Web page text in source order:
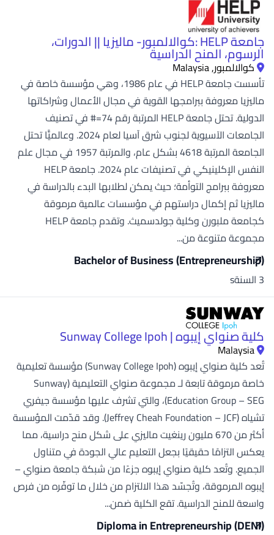
جامعة HELP :كوالالمبور- ماليزيا || الدورات،
الرسوم، المنح الدراسية
كوالالمبور, Malaysia
تأسست جامعة HELP في عام 1986، وهي مؤسسة خاصة في
ماليزيا معروفة ببرامجها القوية في مجال الأعمال وشراكاتها
الدولية. تحتل جامعة HELP المرتبة رقم 74=# في تصنيف
الجامعات الآسيوية لجنوب شرق آسيا لعام 2024. وعالميًّا تحتل
الجامعة المرتبة 4618 بشكل عام، والمرتبة 1957 في مجال علم
النفس الإكلينيكي في تصنيفات عام 2024. جامعة HELP
معروفة ببرامج التوأمة؛ حيث يمكن لطلابها البدء بالدراسة في
ماليزيا ثم إكمال دراستهم في مؤسسات عالمية مرموقة
كجامعة ملبورن وكلية جولدسميث. وتقدم جامعة HELP
مجموعة متنوعة من...
Bachelor of Business (Entrepreneurship)
3 السنةs
كلية صنواي إيبوه | Sunway College Ipoh
Malaysia
تُعد كلية صنواي إيبوه (Sunway College Ipoh) مؤسسة تعليمية
خاصة مرموقة تابعة لـ مجموعة صنواي التعليمية (Sunway
Education Group – SEG)، والتي تشرف عليها مؤسسة جيفري
تشياه (Jeffrey Cheah Foundation – JCF). وقد قدّمت المؤسسة
أكثر من 670 مليون رينغيت ماليزي على شكل منح دراسية، مما
يعكس التزامًا حقيقيًا بجعل التعليم عالي الجودة في متناول
الجميع. وتُعد كلية صنواي إيبوه جزءًا من شبكة جامعة صنواي –
إيبوه المرموقة، وتُجسّد هذا الالتزام من خلال ما توفّره من فرص
واسعة للمنح الدراسية. تقع الكلية ضمن...
Diploma in Entrepreneurship (DENI)